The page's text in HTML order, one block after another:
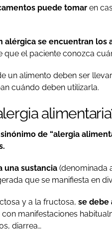
puede tomaren
alérgica se encuentran los
que el paciente conozca
un alimento deben ser
cuándo deben utilizarla.
de “alergia
una sustancia(denominada
que se manifiesta en
y a la fructosa, se debe
manifestaciones
diarrea…